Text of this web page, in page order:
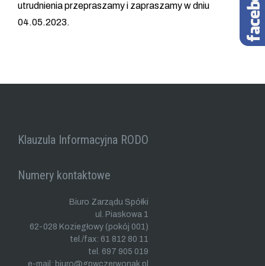
utrudnienia przepraszamy i zapraszamy w dniu
04.05.2023.
Klauzula Informacyjna RODO
Numery kontaktowe
Biuro Zarządu Spółki
ul. Piaskowa 1
62-028 Koziegłowy (pokój 001)
tel./fax: 61 812 80 11
tel. 697 905 019
e-mail: biuro@gpwczerwonak.pl